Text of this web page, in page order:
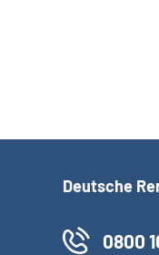
Deutsche
0800